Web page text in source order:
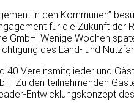
in den Kommunen”
für die Zukunft
GmbH. Wenige Wochen
des Land- und
Vereinsmitglieder und
Zu den teilnehmenden
Entwicklungskonzept